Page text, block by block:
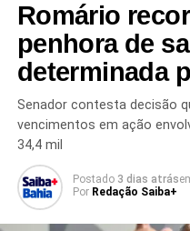
TÓPICOS RELACIONADOS
CONDENAÇÃO POLÍTICA
EDUARDO CUNHA
INELEGIBILIDADE
LEI DA FICHA LIMPA
POLÍTICA BRASILEIRA
STF
PRÓXIMO
Romário
penhora de
determinada
Senador contesta decisão
vencimentos em ação
34,4 mil
Postado 3 dias atrás
Por Redação Saiba+